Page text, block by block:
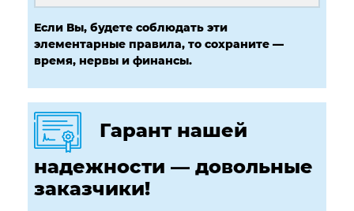
Если Вы, будете соблюдать эти
элементарные правила, то сохраните —
время, нервы и финансы.
Гарант нашей
надежности — довольные
заказчики!